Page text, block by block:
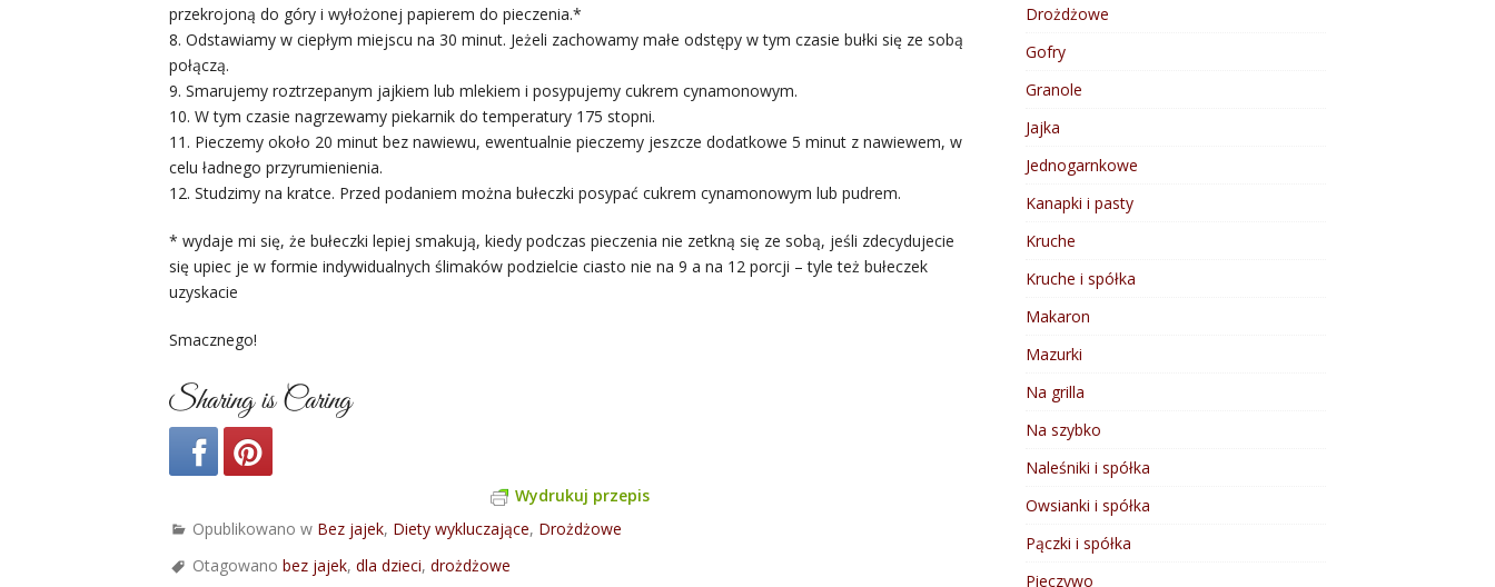
przekrojoną do góry i wyłożonej papierem do pieczenia.*
8. Odstawiamy w ciepłym miejscu na 30 minut. Jeżeli zachowamy małe odstępy w tym czasie bułki się ze sobą
połączą.
9. Smarujemy roztrzepanym jajkiem lub mlekiem i posypujemy cukrem cynamonowym.
10. W tym czasie nagrzewamy piekarnik do temperatury 175 stopni.
11. Pieczemy około 20 minut bez nawiewu, ewentualnie pieczemy jeszcze dodatkowe 5 minut z nawiewem, w
celu ładnego przyrumienienia.
12. Studzimy na kratce. Przed podaniem można bułeczki posypać cukrem cynamonowym lub pudrem.
* wydaje mi się, że bułeczki lepiej smakują, kiedy podczas pieczenia nie zetkną się ze sobą, jeśli zdecydujecie
się upiec je w formie indywidualnych ślimaków podzielcie ciasto nie na 9 a na 12 porcji – tyle też bułeczek
uzyskacie
Smacznego!
Sharing is Caring
Wydrukuj przepis
Opublikowano w Bez jajek, Diety wykluczające, Drożdżowe
Otagowano bez jajek, dla dzieci, drożdżowe
Drożdżowe
Gofry
Granole
Jajka
Jednogarnkowe
Kanapki i pasty
Kruche
Kruche i spółka
Makaron
Mazurki
Na grilla
Na szybko
Naleśniki i spółka
Owsianki i spółka
Pączki i spółka
Pieczywo